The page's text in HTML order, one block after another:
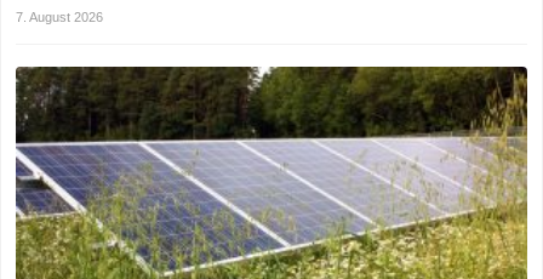
7. August 2026